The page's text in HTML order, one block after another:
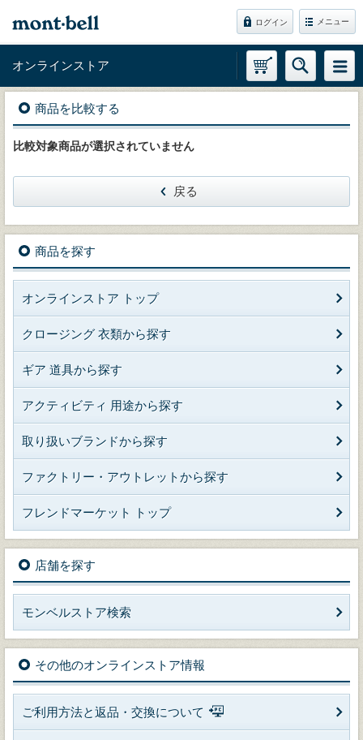
ログイン メニュー
オンラインストア
商品を比較する
比較対象商品が選択されていません
戻る
商品を探す
オンラインストア トップ
クロージング 衣類から探す
ギア 道具から探す
アクティビティ 用途から探す
取り扱いブランドから探す
ファクトリー・アウトレットから探す
フレンドマーケット トップ
店舗を探す
モンベルストア検索
その他のオンラインストア情報
ご利用方法と返品・交換について